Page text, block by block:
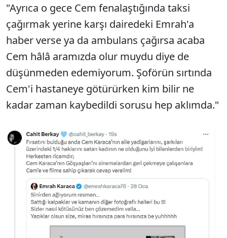
"Ayrıca o gece Cem fenalaştığında taksi
çağırmak yerine karşı dairedeki Emrah'a
haber verse ya da ambulans çağırsa acaba
Cem hâlâ aramızda olur muydu diye de
düşünmeden edemiyorum. Şoförün sırtında
Cem'i hastaneye götürürken kim bilir ne
kadar zaman kaybedildi sorusu hep aklımda."